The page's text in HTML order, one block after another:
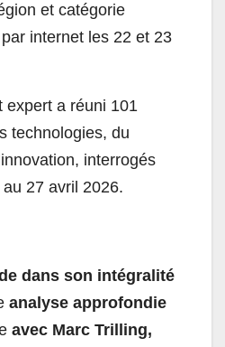
et catégorie
internet les 22 et 23
expert a réuni 101
technologies, du
interrogés
27 avril 2026.
dans son intégralité
analyse approfondie
avec Marc Trilling,